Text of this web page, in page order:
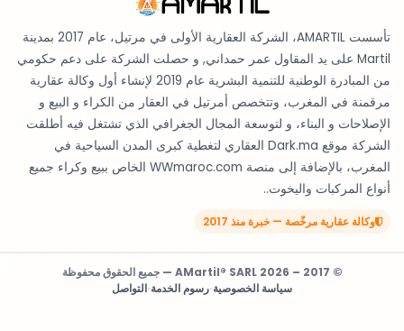
تأسست AMARTIL، الشركة العقارية الأولى في مرتيل، عام 2017 بمدينة
Martil على يد المقاول عمر حمداني, و حصلت الشركة على دعم حكومي
من المبادرة الوطنية للتنمية البشرية عام 2019 لإنشاء أول وكالة عقارية
مرقمنة في المغرب، وتتخصص أمرتيل في العقار من الكراء و البيع و
الإصلاحات و البناء، و لتوسعة المجال الجغرافي الذي تشتغل فيه أطلقت
الشركة موقع Dark.ma العقاري لتغطية كبرى المدن السياحية في
المغرب، بالإضافة إلى منصة WWmaroc.com الخاص ببيع وكراء جميع
أنواع المركبات واليخوت..
وكالة عقارية مرخّصة — خبرة منذ 2017
© 2017 – 2026 AMartil® SARL — جميع الحقوق محفوظة
سياسة الخصوصية·رسوم الخدمة·التواصل